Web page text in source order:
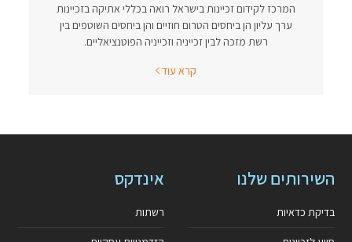
המרכז לקידום זכיינות בישראל רואה בכללי אתיקה בזכיינות
ערך עליון הן ביחסים הטרום חוזיים והן ביחסים השוטפים בין
רשת מזכה לבין זכייניה וזכייניה הפוטנציאליים.
קרא עוד
השירותים שלנו
בדיקת כדאיות
אינדקס
רשתות